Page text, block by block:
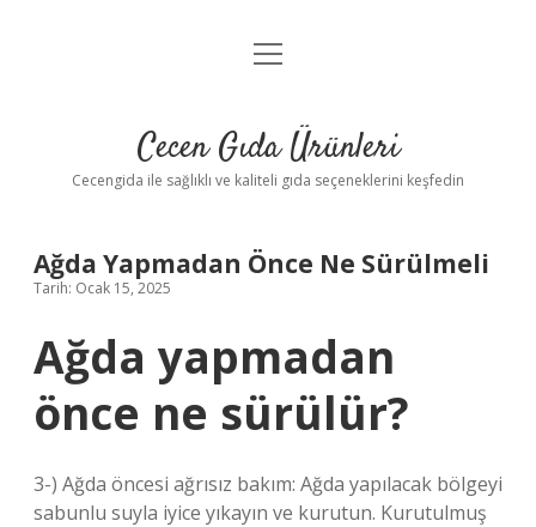
Anasayfa
Yasal Uyarı
menüyü
Cecen Gıda Ürünleri
Cecengida ile sağlıklı ve kaliteli gıda seçeneklerini keşfedin
Ağda Yapmadan Önce Ne Sürülmeli
Tarih: Ocak 15, 2025
Ağda yapmadan
önce ne sürülür?
3-) Ağda öncesi ağrısız bakım: Ağda yapılacak bölgeyi
sabunlu suyla iyice yıkayın ve kurutun. Kurutulmuş